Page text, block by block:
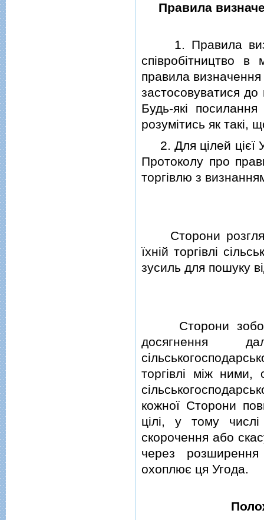
Правила
1. Правила
спiвробiтництво в
правила
застосовуватися
Будь-якi
розумiтись як такi,
2. Для цiлей цiєї
Протоколу про
торгiвлю з
Сторони
їхнiй торгiвлi
зусиль для пошуку
Сторони
досягнення
торгiвлi мiж ними,
кожної Сторони
цiлi, у тому числi
скорочення або
через розширення
охоплює ця Угода.